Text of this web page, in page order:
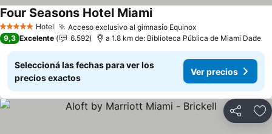
5 Estrellas Hotel Acceso exclusivo al gimnasio EquinoxVer precios
Four Seasons Hotel MiamiVer precios
9,3 Excelente 6.592 a 1.8 km de: Biblioteca Pública de Miami Dade
Seleccioná las fechas para ver los
precios exactos
Ver precios
Compartir